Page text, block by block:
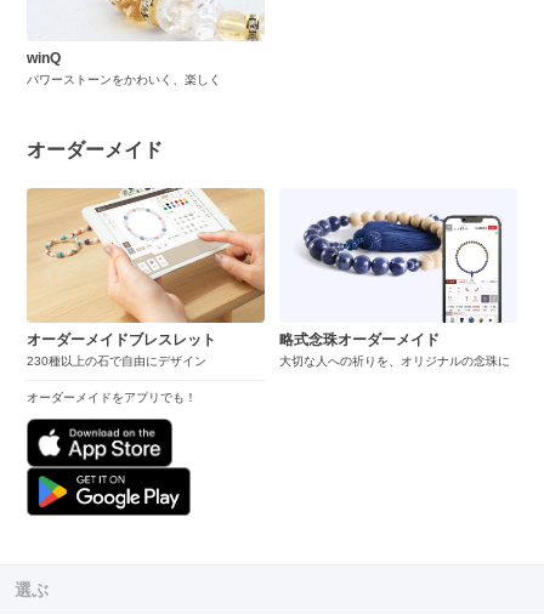
winQ
パワーストーンをかわいく、楽しく
オーダーメイド
オーダーメイドブレスレット
230種以上の石で自由にデザイン
オーダーメイドをアプリでも！
略式念珠オーダーメイド
大切な人への祈りを、オリジナルの念珠に
選ぶ